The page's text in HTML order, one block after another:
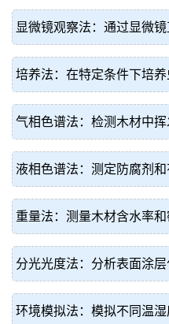
显微镜观察法：通过显微
培养法：在特定条件下培
气相色谱法：检测木材中
液相色谱法：测定防腐剂
重量法：测量木材含水率和
分光光度法：分析表面涂
环境模拟法：模拟不同温